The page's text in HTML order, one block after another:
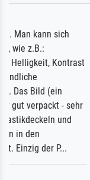
So, I
large and
site
quality for
refunded
blurry
do ...